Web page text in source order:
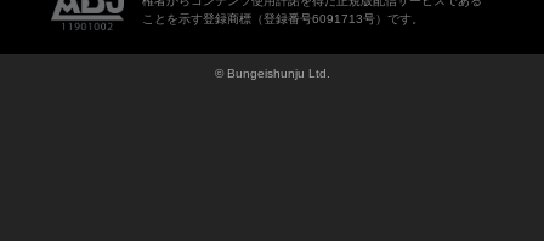
ことを示す登録商標（登録番号6091713号）です。
© Bungeishunju Ltd.